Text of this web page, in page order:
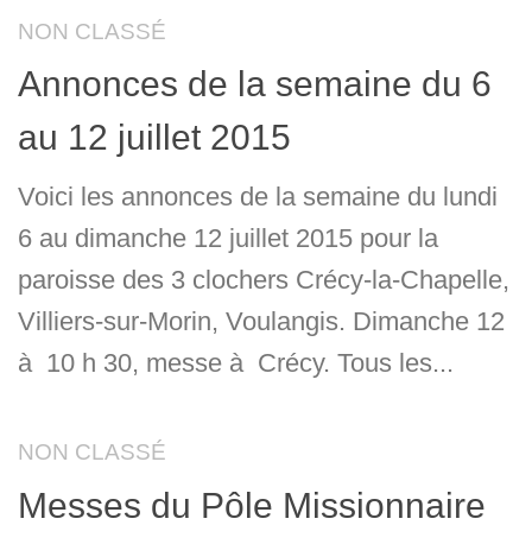
NON CLASSÉ
Annonces de la semaine du 6
au 12 juillet 2015
Voici les annonces de la semaine du lundi
6 au dimanche 12 juillet 2015 pour la
paroisse des 3 clochers Crécy-la-Chapelle,
Villiers-sur-Morin, Voulangis. Dimanche 12
à 10 h 30, messe à Crécy. Tous les...
NON CLASSÉ
Messes du Pôle Missionnaire